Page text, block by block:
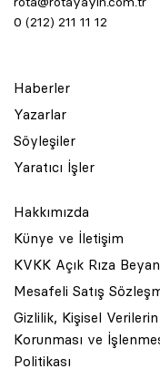
0 (212) 211 11 12
Haberler
Yazarlar
Söyleşiler
Yaratıcı İşler
Hakkımızda
Künye ve İletişim
KVKK Açık Rıza
Mesafeli Satış
Gizlilik, Kişisel Verilerin
Korunması ve
Politikası
© 2001 Rota Yayın